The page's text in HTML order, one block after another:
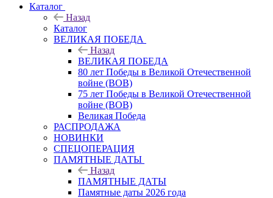
Каталог
Назад
Каталог
ВЕЛИКАЯ ПОБЕДА
Назад
ВЕЛИКАЯ ПОБЕДА
80 лет Победы в Великой Отечественной
войне (ВОВ)
75 лет Победы в Великой Отечественной
войне (ВОВ)
Великая Победа
РАСПРОДАЖА
НОВИНКИ
СПЕЦОПЕРАЦИЯ
ПАМЯТНЫЕ ДАТЫ
Назад
ПАМЯТНЫЕ ДАТЫ
Памятные даты 2026 года